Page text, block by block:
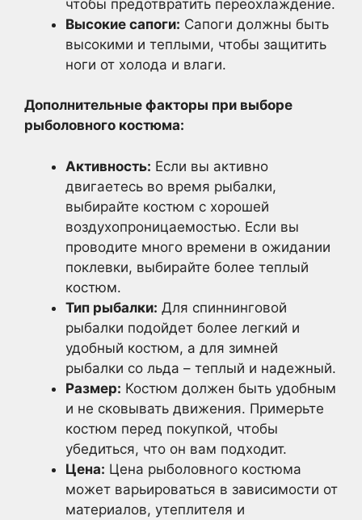
чтобы предотвратить переохлаждение.
Высокие сапоги: Сапоги должны быть
высокими и теплыми, чтобы защитить
ноги от холода и влаги.
Дополнительные факторы при выборе
рыболовного костюма:
Активность: Если вы активно
двигаетесь во время рыбалки,
выбирайте костюм с хорошей
воздухопроницаемостью. Если вы
проводите много времени в ожидании
поклевки, выбирайте более теплый
костюм.
Тип рыбалки: Для спиннинговой
рыбалки подойдет более легкий и
удобный костюм, а для зимней
рыбалки со льда – теплый и надежный.
Размер: Костюм должен быть удобным
и не сковывать движения. Примерьте
костюм перед покупкой, чтобы
убедиться, что он вам подходит.
Цена: Цена рыболовного костюма
может варьироваться в зависимости от
материалов, утеплителя и